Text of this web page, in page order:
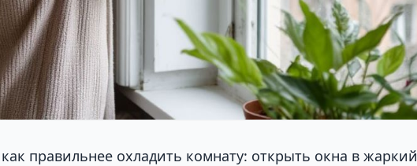
правильнее охладить комнату: открыть окна в жаркий